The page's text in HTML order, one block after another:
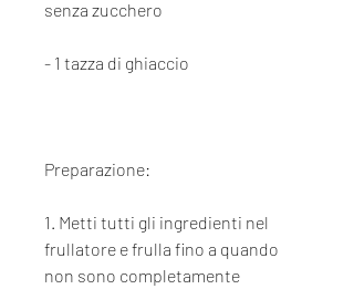
senza zucchero
- 1 tazza di ghiaccio
Preparazione:
1. Metti tutti gli ingredienti nel
frullatore e frulla fino a quando
non sono completamente